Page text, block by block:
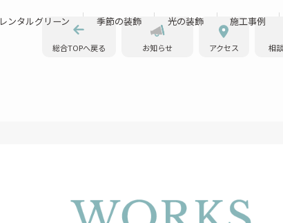
レンタルグリーン 季節の装飾 光の装飾 施工事例
総合TOPへ戻る お知らせ アクセス 相